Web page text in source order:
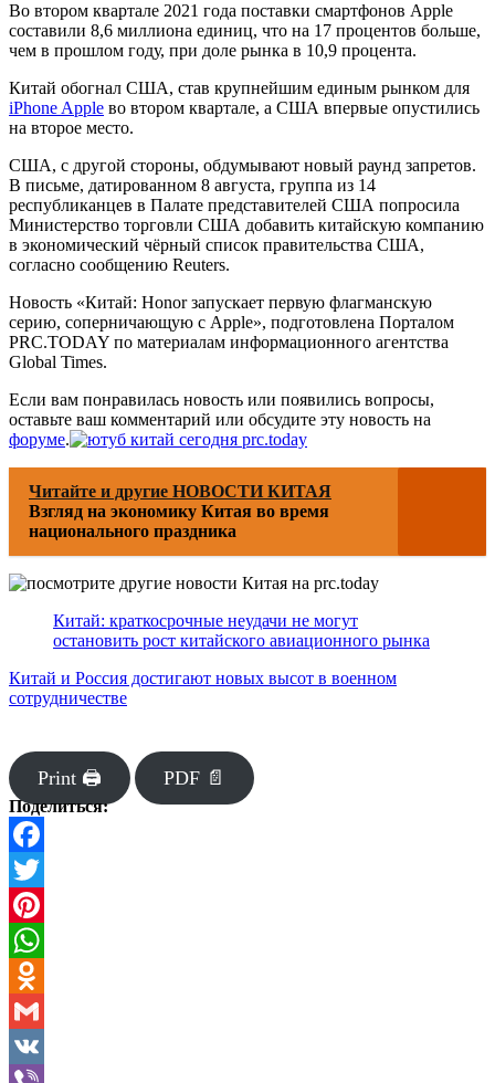
Во втором квартале 2021 года поставки смартфонов Apple
составили 8,6 миллиона единиц, что на 17 процентов больше,
чем в прошлом году, при доле рынка в 10,9 процента.
Китай обогнал США, став крупнейшим единым рынком для
iPhone Apple во втором квартале, а США впервые опустились
на второе место.
США, с другой стороны, обдумывают новый раунд запретов.
В письме, датированном 8 августа, группа из 14
республиканцев в Палате представителей США попросила
Министерство торговли США добавить китайскую компанию
в экономический чёрный список правительства США,
согласно сообщению Reuters.
Новость «Китай: Honor запускает первую флагманскую
серию, соперничающую с Apple», подготовлена Порталом
PRC.TODAY по материалам информационного агентства
Global Times.
Если вам понравилась новость или появились вопросы,
оставьте ваш комментарий или обсудите эту новость на
форуме.
Читайте и другие НОВОСТИ КИТАЯ
Взгляд на экономику Китая во время
национального праздника
Китай: краткосрочные неудачи не могут
остановить рост китайского авиационного рынка
Китай и Россия достигают новых высот в военном
сотрудничестве
Print 🖨 PDF 📄
Поделиться:
Facebook
Twitter
Pinterest
WhatsApp
Odnoklassniki
Gmail